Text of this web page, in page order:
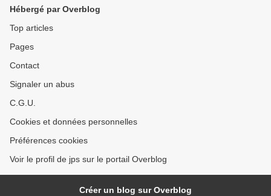
Hébergé par Overblog
Top articles
Pages
Contact
Signaler un abus
C.G.U.
Cookies et données personnelles
Préférences cookies
Voir le profil de jps sur le portail Overblog
Créer un blog sur Overblog